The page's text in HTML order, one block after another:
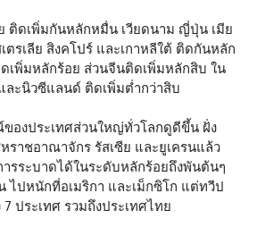
ติดเพิ่มกันหลักหมื่น เวียดนาม ญี่ปุ่น เมีย
ตรเลีย สิงคโปร์ และเกาหลีใต้ ติดกันหลัก
เพิ่มหลักร้อย ส่วนจีนติดเพิ่มหลักสิบ ใน
ะนิวซีแลนด์ ติดเพิ่มต่ำกว่าสิบ
องประเทศส่วนใหญ่ทั่วโลกดูดีขึ้น ฝั่ง
ราชอาณาจักร รัสเซีย และยูเครนแล้ว
รระบาดได้ในระดับหลักร้อยถึงพันต้นๆ
ไปหนักที่อเมริกา และเม็กซิโก แต่ทวีป
ประเทศ รวมถึงประเทศไทย